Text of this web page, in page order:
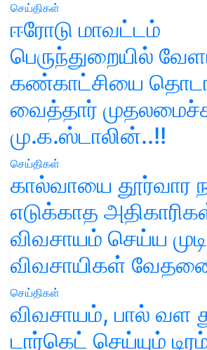
செய்திகள்
ஈரோடு மாவட்டம்
பெருந்துறையில்
கண்காட்சியை
வைத்தார்
மு.க.ஸ்டாலின்..!!
செய்திகள்
கால்வாயை தூர்வார
எடுக்காத
விவசாயம் செய்ய
விவசாயிகள்
செய்திகள்
விவசாயம், பால் வள
டார்கெட் செய்யும்